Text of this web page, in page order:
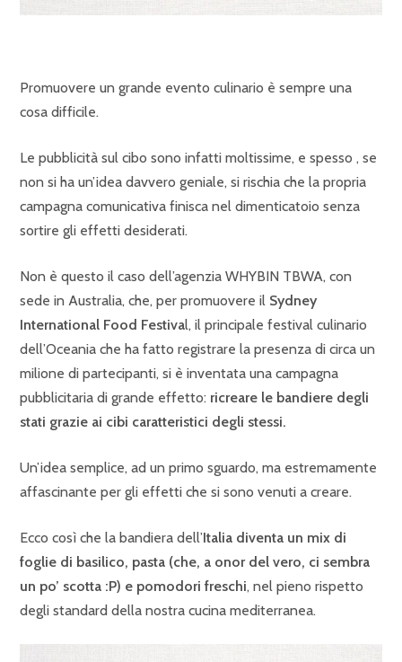
Promuovere un grande evento culinario è sempre una
cosa difficile.
Le pubblicità sul cibo sono infatti moltissime, e spesso , se
non si ha un’idea davvero geniale, si rischia che la propria
campagna comunicativa finisca nel dimenticatoio senza
sortire gli effetti desiderati.
Non è questo il caso dell’agenzia WHYBIN TBWA, con
sede in Australia, che, per promuovere il Sydney
International Food Festival, il principale festival culinario
dell’Oceania che ha fatto registrare la presenza di circa un
milione di partecipanti, si è inventata una campagna
pubblicitaria di grande effetto: ricreare le bandiere degli
stati grazie ai cibi caratteristici degli stessi.
Un’idea semplice, ad un primo sguardo, ma estremamente
affascinante per gli effetti che si sono venuti a creare.
Ecco così che la bandiera dell’Italia diventa un mix di
foglie di basilico, pasta (che, a onor del vero, ci sembra
un po’ scotta :P) e pomodori freschi, nel pieno rispetto
degli standard della nostra cucina mediterranea.